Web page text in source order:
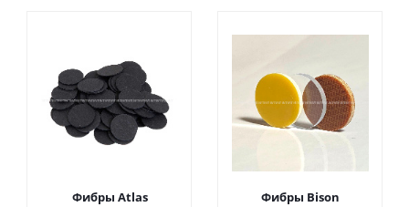
Фибры Atlas Фибры Bison